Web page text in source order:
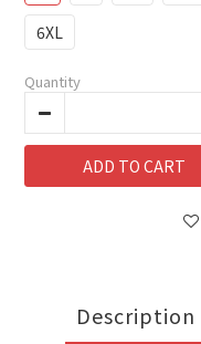
6XL
Quantity
ADD TO CART
Description